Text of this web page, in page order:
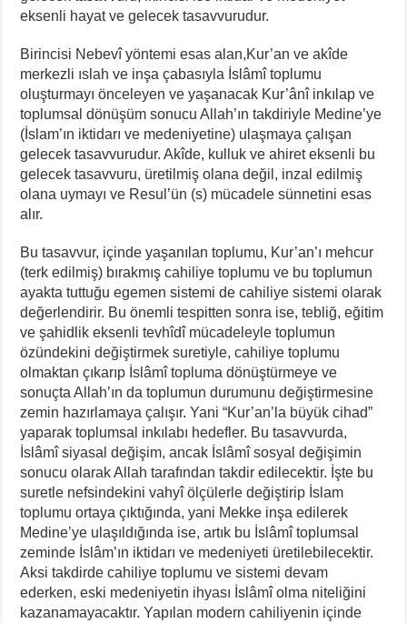
eksenli hayat ve gelecek tasavvurudur.
Birincisi Nebevî yöntemi esas alan,Kur’an ve akîde
merkezli ıslah ve inşa çabasıyla İslâmî toplumu
oluşturmayı önceleyen ve yaşanacak Kur’ânî inkılap ve
toplumsal dönüşüm sonucu Allah’ın takdiriyle Medine’ye
(İslam’ın iktidarı ve medeniyetine) ulaşmaya çalışan
gelecek tasavvurudur. Akîde, kulluk ve ahiret eksenli bu
gelecek tasavvuru, üretilmiş olana değil, inzal edilmiş
olana uymayı ve Resul’ün (s) mücadele sünnetini esas
alır.
Bu tasavvur, içinde yaşanılan toplumu, Kur’an’ı mehcur
(terk edilmiş) bırakmış cahiliye toplumu ve bu toplumun
ayakta tuttuğu egemen sistemi de cahiliye sistemi olarak
değerlendirir. Bu önemli tespitten sonra ise, tebliğ, eğitim
ve şahidlik eksenli tevhîdî mücadeleyle toplumun
özündekini değiştirmek suretiyle, cahiliye toplumu
olmaktan çıkarıp İslâmî topluma dönüştürmeye ve
sonuçta Allah’ın da toplumun durumunu değiştirmesine
zemin hazırlamaya çalışır. Yani “Kur’an’la büyük cihad”
yaparak toplumsal inkılabı hedefler. Bu tasavvurda,
İslâmî siyasal değişim, ancak İslâmî sosyal değişimin
sonucu olarak Allah tarafından takdir edilecektir. İşte bu
suretle nefsindekini vahyî ölçülerle değiştirip İslam
toplumu ortaya çıktığında, yani Mekke inşa edilerek
Medine’ye ulaşıldığında ise, artık bu İslâmî toplumsal
zeminde İslâm’ın iktidarı ve medeniyeti üretilebilecektir.
Aksi takdirde cahiliye toplumu ve sistemi devam
ederken, eski medeniyetin ihyası İslâmî olma niteliğini
kazanamayacaktır. Yapılan modern cahiliyenin içinde